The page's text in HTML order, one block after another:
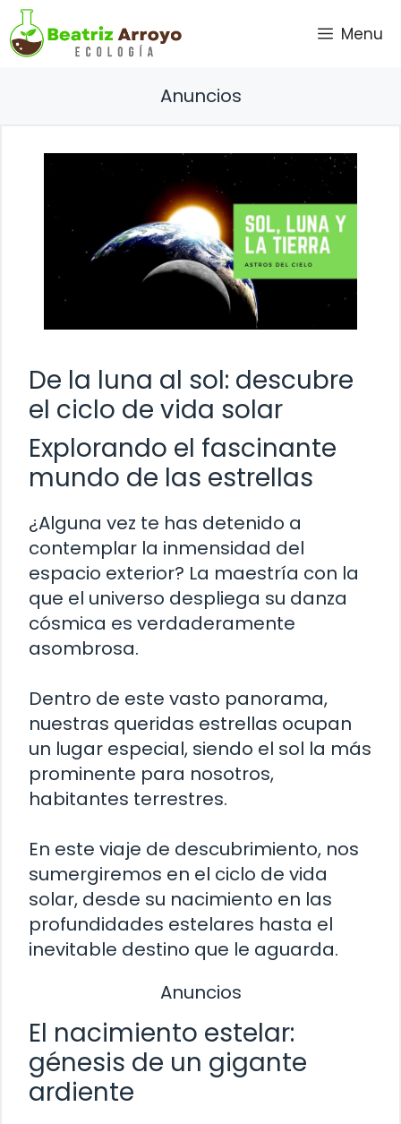
Saltar
al
contenido
Menu
Anuncios
De la luna al sol: descubre
el ciclo de vida solar
Explorando el fascinante
mundo de las estrellas
¿Alguna vez te has detenido a
contemplar la inmensidad del
espacio exterior? La maestría con la
que el universo despliega su danza
cósmica es verdaderamente
asombrosa.
Dentro de este vasto panorama,
nuestras queridas estrellas ocupan
un lugar especial, siendo el sol la más
prominente para nosotros,
habitantes terrestres.
En este viaje de descubrimiento, nos
sumergiremos en el ciclo de vida
solar, desde su nacimiento en las
profundidades estelares hasta el
inevitable destino que le aguarda.
Anuncios
El nacimiento estelar:
génesis de un gigante
ardiente